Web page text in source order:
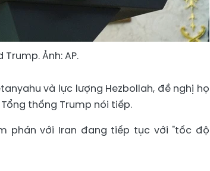
Ảnh: AP.
và lực lượng Hezbollah, đề nghị họ
thống Trump nói tiếp.
phán với Iran đang tiếp tục với "tốc độ